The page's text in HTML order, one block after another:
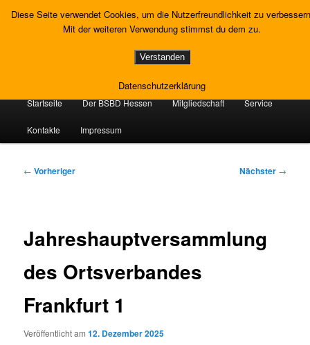
primären
Landesverband Hessen
HauptmenüStartseite Der BSBD Hessen Mitgliedschaft Service
Kontakte Impressum
Beitragsnavigation
← Vorheriger Nächster →
Jahreshauptversammlung
des Ortsverbandes
Frankfurt 1
Veröffentlicht am12. Dezember 2025
Diese Seite verwendet Cookies, um die Nutzerfreundlichkeit zu
Mit der weiteren Verwendung stimmst du dem zu.
Verstanden
Datenschutzerklärung